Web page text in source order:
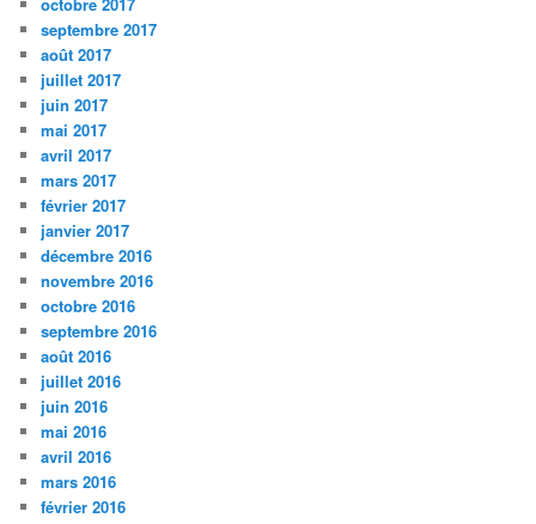
octobre 2017
septembre 2017
août 2017
juillet 2017
juin 2017
mai 2017
avril 2017
mars 2017
février 2017
janvier 2017
décembre 2016
novembre 2016
octobre 2016
septembre 2016
août 2016
juillet 2016
juin 2016
mai 2016
avril 2016
mars 2016
février 2016